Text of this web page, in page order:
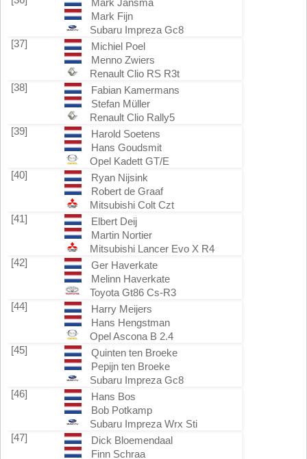
Mark Jansma
Mark Fijn
Subaru Impreza Gc8
[37]
Michiel Poel
Menno Zwiers
Renault Clio RS R3t
[38]
Fabian Kamermans
Stefan Müller
Renault Clio Rally5
[39]
Harold Soetens
Hans Goudsmit
Opel Kadett GT/E
[40]
Ryan Nijsink
Robert de Graaf
Mitsubishi Colt Czt
[41]
Elbert Deij
Martin Nortier
Mitsubishi Lancer Evo X R4
[42]
Ger Haverkate
Melinn Haverkate
Toyota Gt86 Cs-R3
[44]
Harry Meijers
Hans Hengstman
Opel Ascona B 2.4
[45]
Quinten ten Broeke
Pepijn ten Broeke
Subaru Impreza Gc8
[46]
Hans Bos
Bob Potkamp
Subaru Impreza Wrx Sti
[47]
Dick Bloemendaal
Finn Schraa